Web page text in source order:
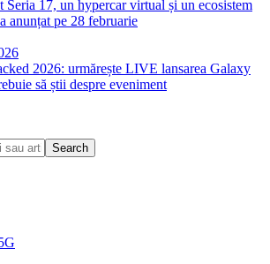
Seria 17, un hypercar virtual și un ecosistem
anunțat pe 28 februarie
2026: urmărește LIVE lansarea Galaxy
să știi despre eveniment